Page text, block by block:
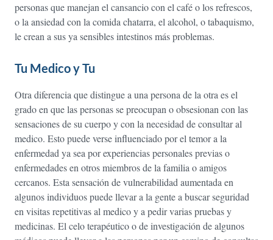
personas que manejan el cansancio con el café o los refrescos,
o la ansiedad con la comida chatarra, el alcohol, o tabaquismo,
le crean a sus ya sensibles intestinos más problemas.
Tu Medico y Tu
Otra diferencia que distingue a una persona de la otra es el
grado en que las personas se preocupan o obsesionan con las
sensaciones de su cuerpo y con la necesidad de consultar al
medico. Esto puede verse influenciado por el temor a la
enfermedad ya sea por experiencias personales previas o
enfermedades en otros miembros de la familia o amigos
cercanos. Esta sensación de vulnerabilidad aumentada en
algunos individuos puede llevar a la gente a buscar seguridad
en visitas repetitivas al medico y a pedir varias pruebas y
medicinas. El celo terapéutico o de investigación de algunos